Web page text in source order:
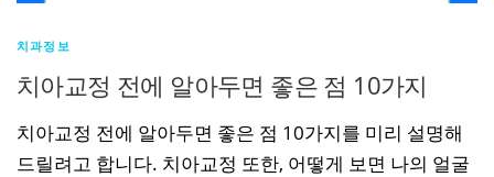
치과정보
치아교정 전에 알아두면 좋은 점 10가지
치아교정 전에 알아두면 좋은 점 10가지를 미리 설명해
드릴려고 합니다. 치아교정 또한, 어떻게 보면 나의 얼굴